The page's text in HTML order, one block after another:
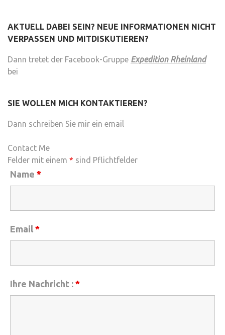
AKTUELL DABEI SEIN? NEUE INFORMATIONEN NICHT
VERPASSEN UND MITDISKUTIEREN?
Dann tretet der Facebook-Gruppe Expedition Rheinland
bei
SIE WOLLEN MICH KONTAKTIEREN?
Dann schreiben Sie mir ein email
Contact Me
Felder mit einem * sind Pflichtfelder
Name *
Email *
Ihre Nachricht : *